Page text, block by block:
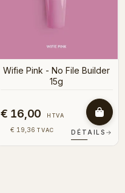
Wifie Pink - No File Builder
15g
€ 16,00 HTVA
€ 19,36 TVAC DÉTAILS →